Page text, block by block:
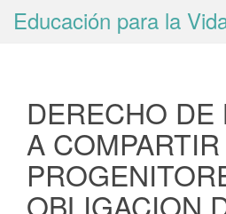
Educación para la
DERECHO DE
A
OBLIGACION